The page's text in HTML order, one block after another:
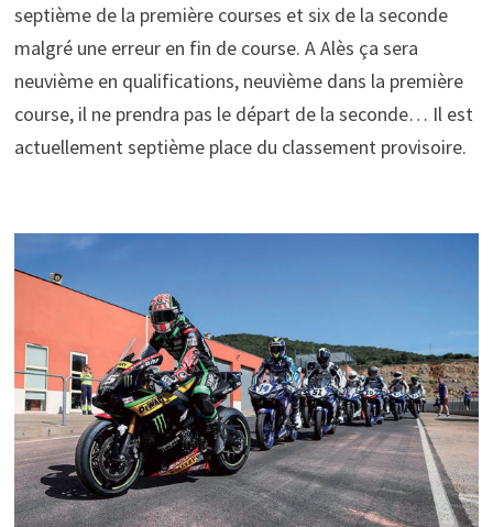
septième de la première courses et six de la seconde
malgré une erreur en fin de course. A Alès ça sera
neuvième en qualifications, neuvième dans la première
course, il ne prendra pas le départ de la seconde… Il est
actuellement septième place du classement provisoire.